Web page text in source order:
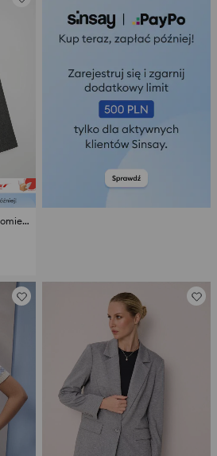
Marynarka dwurzędowa z domieszką wiskozy